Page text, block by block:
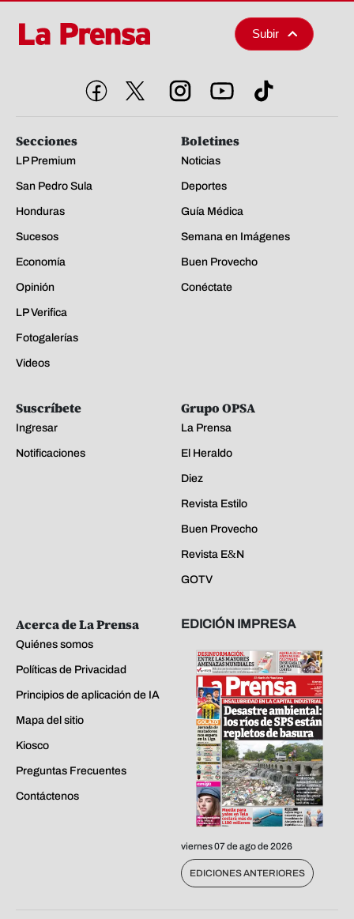
Subir
Secciones
LP Premium
San Pedro Sula
Honduras
Sucesos
Economía
Opinión
LP Verifica
Fotogalerías
Videos
Boletines
Noticias
Deportes
Guía Médica
Semana en Imágenes
Buen Provecho
Conéctate
Suscríbete
Ingresar
Notificaciones
Grupo OPSA
La Prensa
El Heraldo
Diez
Revista Estilo
Buen Provecho
Revista E&N
GOTV
Acerca de La Prensa
Quiénes somos
Políticas de Privacidad
Principios de aplicación de IA
Mapa del sitio
Kiosco
Preguntas Frecuentes
Contáctenos
EDICIÓN IMPRESA
viernes 07 de ago de 2026
EDICIONES ANTERIORES